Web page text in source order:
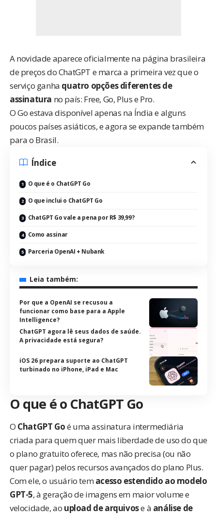
A novidade aparece oficialmente na página brasileira
de preçosdo ChatGPT e marca a primeira vez que o
serviço ganha quatro opções diferentes de
assinatura no país: Free, Go, Plus e Pro.
O Go estava disponível apenas na Índia e alguns
poucos países asiáticos, e agora se expande também
para o Brasil.
Índice
O que é o ChatGPT Go
O que inclui o ChatGPT Go
ChatGPT Go vale a pena por R$ 39,99?
Como assinar
Parceria OpenAI + Nubank
Leia também:
Por que a OpenAI se recusou a
funcionar como base para a Apple
Intelligence?
ChatGPT agora lê seus dados de saúde.
A privacidade está segura?
iOS 26 prepara suporte ao ChatGPT
turbinado no iPhone, iPad e Mac
O que é o ChatGPT Go
O ChatGPT Goé uma assinatura intermediária
criada para quem quer mais liberdade de uso do que
o plano gratuito oferece, mas não precisa (ou não
quer pagar) pelos recursos avançados do plano Plus.
Com ele, o usuário temacesso estendido ao modelo
GPT-5, à geração de imagens em maior volume e
velocidade, ao upload de arquivose à análise de